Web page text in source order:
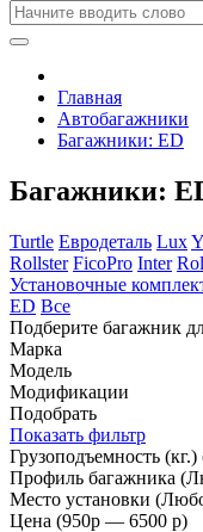
Главная
Автобагажники
Багажники: ED
Багажники:
Turtle Евродеталь Lux
Rollster FicoPro Inter
Установочные
ED Все
Подберите багажник
Марка
Модель
Модификации
Подобрать
Показать фильтр
Грузоподъемность (кг.)
Профиль багажника
Место установки
Цена (950p — 6500 p)